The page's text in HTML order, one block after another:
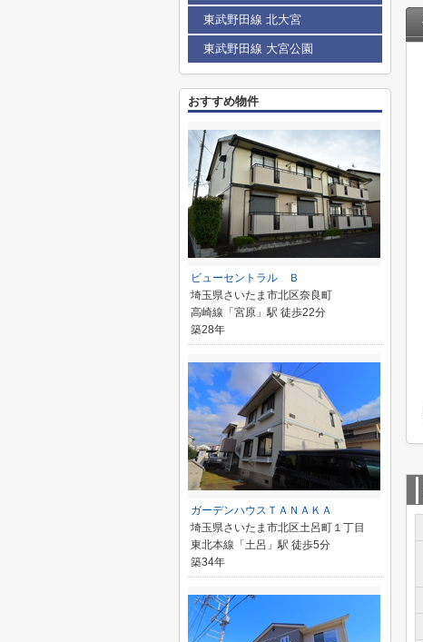
東武野田線 北大宮
東武野田線 大宮公園
おすすめ物件
ビューセントラル Ｂ
埼玉県さいたま市北区奈良町
高崎線「宮原」駅 徒歩22分
築28年
ガーデンハウスＴＡＮＡＫＡ
埼玉県さいたま市北区土呂町１丁目
東北本線「土呂」駅 徒歩5分
築34年